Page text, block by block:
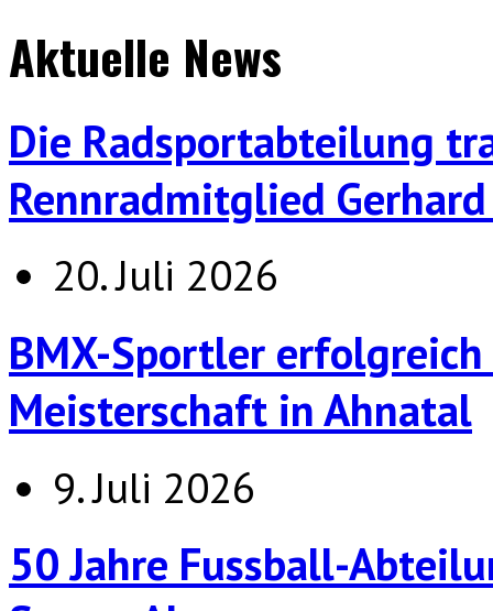
Aktuelle News
Die Radsportabteilung
Rennradmitglied
20. Juli 2026
BMX-Sportler
Meisterschaft in Ahnatal
9. Juli 2026
50 Jahre Fussball-